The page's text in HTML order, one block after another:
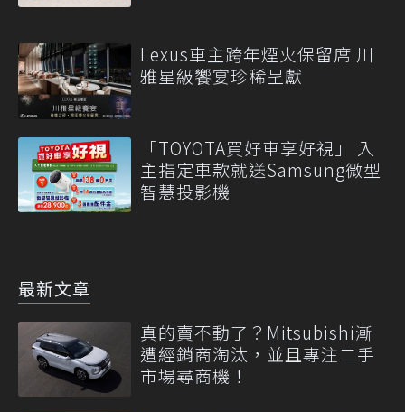
Lexus車主跨年煙火保留席 川
雅星級饗宴珍稀呈獻
「TOYOTA買好車享好視」 入
主指定車款就送Samsung微型
智慧投影機
最新文章
真的賣不動了？Mitsubishi漸
遭經銷商淘汰，並且專注二手
市場尋商機！